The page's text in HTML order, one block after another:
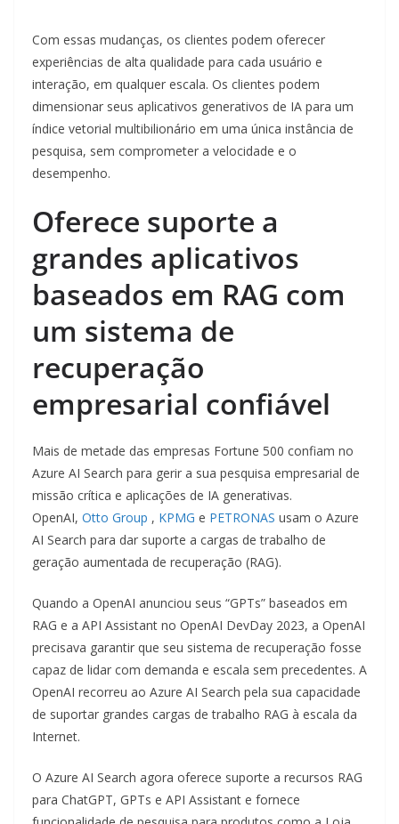
Com essas mudanças, os clientes podem oferecer
experiências de alta qualidade para cada usuário e
interação, em qualquer escala. Os clientes podem
dimensionar seus aplicativos generativos de IA para um
índice vetorial multibilionário em uma única instância de
pesquisa, sem comprometer a velocidade e o
desempenho.
Oferece suporte a
grandes aplicativos
baseados em RAG com
um sistema de
recuperação
empresarial confiável
Mais de metade das empresas Fortune 500 confiam no
Azure AI Search para gerir a sua pesquisa empresarial de
missão crítica e aplicações de IA generativas.
OpenAI, Otto Group , KPMG e PETRONAS usam o Azure
AI Search para dar suporte a cargas de trabalho de
geração aumentada de recuperação (RAG).
Quando a OpenAI anunciou seus “GPTs” baseados em
RAG e a API Assistant no OpenAI DevDay 2023, a OpenAI
precisava garantir que seu sistema de recuperação fosse
capaz de lidar com demanda e escala sem precedentes. A
OpenAI recorreu ao Azure AI Search pela sua capacidade
de suportar grandes cargas de trabalho RAG à escala da
Internet.
O Azure AI Search agora oferece suporte a recursos RAG
para ChatGPT, GPTs e API Assistant e fornece